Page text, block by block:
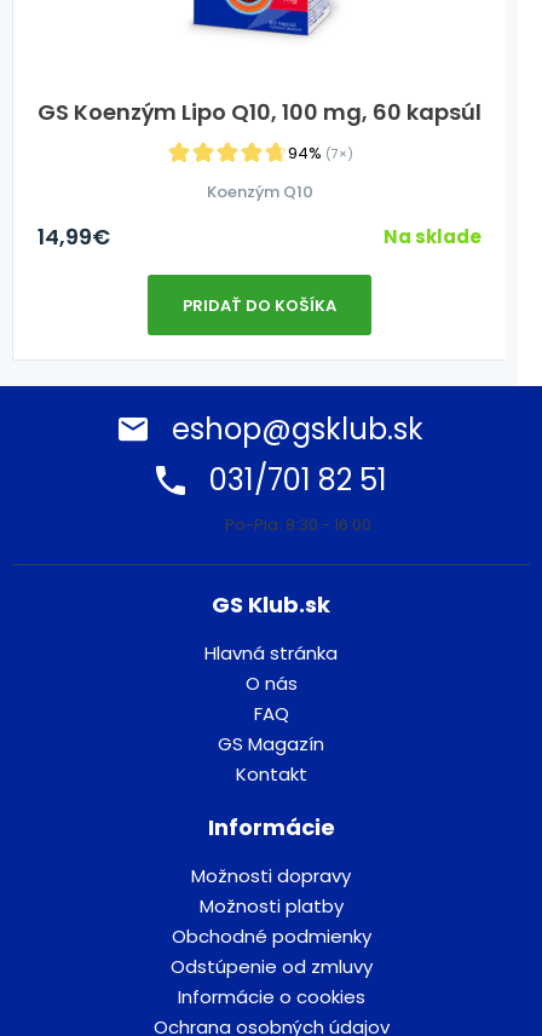
GS Koenzým Lipo Q10, 100 mg, 60 kapsúl
94% (7×)
Koenzým Q10
14,99€ Na sklade
PRIDAŤ DO KOŠÍKA
eshop@gsklub.sk
031/701 82 51
Po-Pia: 8:30 - 16:00
GS Klub.sk
Hlavná stránka
O nás
FAQ
GS Magazín
Kontakt
Informácie
Možnosti dopravy
Možnosti platby
Obchodné podmienky
Odstúpenie od zmluvy
Informácie o cookies
Ochrana osobných údajov